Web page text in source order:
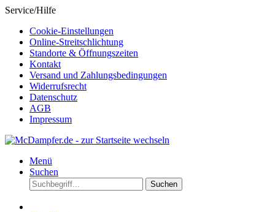
Service/Hilfe
Cookie-Einstellungen
Online-Streitschlichtung
Standorte & Öffnungszeiten
Kontakt
Versand und Zahlungsbedingungen
Widerrufsrecht
Datenschutz
AGB
Impressum
Menü
Suchen
Suchen